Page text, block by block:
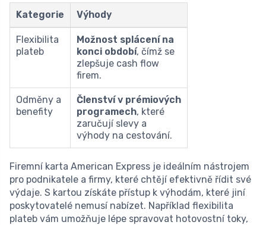
Kategorie Výhody
Flexibilita
plateb
Možnost splácení na
konci období, čímž se
zlepšuje cash flow
firem.
Odměny a
benefity
Členství v prémiových
programech, které
zaručují slevy a
výhody na cestování.
Firemní karta American Express je ideálním nástrojem
pro podnikatele a firmy, které chtějí efektivně řídit své
výdaje. S kartou získáte přístup k výhodám, které jiní
poskytovatelé nemusí nabízet. Například flexibilita
plateb vám umožňuje lépe spravovat hotovostní toky,